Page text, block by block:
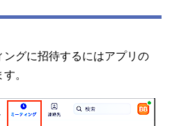
グに招待するにはアプリの
。